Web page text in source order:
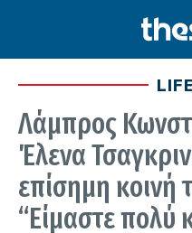
Λάμπρος
Έλενα
επίσημη κοινή
“Είμαστε πολύ